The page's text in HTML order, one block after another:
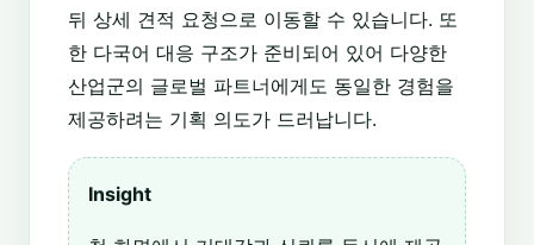
뒤 상세 견적 요청으로 이동할 수 있습니다. 또
한 다국어 대응 구조가 준비되어 있어 다양한
산업군의 글로벌 파트너에게도 동일한 경험을
제공하려는 기획 의도가 드러납니다.
Insight